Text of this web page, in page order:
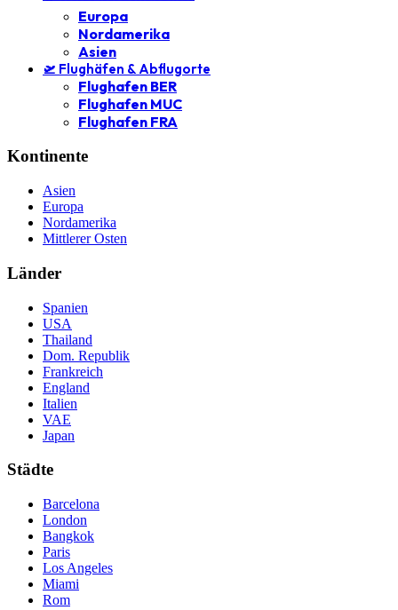
Europa
Nordamerika
Asien
🛫 Flughäfen & Abflugorte
Flughafen BER
Flughafen MUC
Flughafen FRA
Kontinente
Asien
Europa
Nordamerika
Mittlerer Osten
Länder
Spanien
USA
Thailand
Dom. Republik
Frankreich
England
Italien
VAE
Japan
Städte
Barcelona
London
Bangkok
Paris
Los Angeles
Miami
Rom